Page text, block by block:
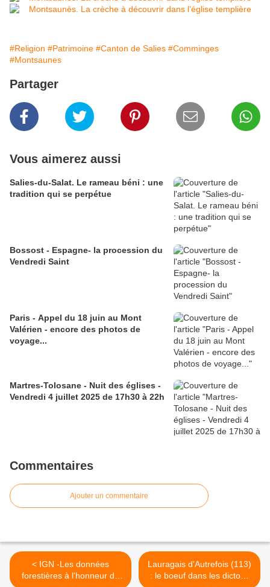
#Religion #Patrimoine #Canton de Salies #Comminges
#Montsaunes
Partager
Vous aimerez aussi
Salies-du-Salat. Le rameau béni : une
tradition qui se perpétue
Bossost - Espagne- la procession du
Vendredi Saint
Paris - Appel du 18 juin au Mont
Valérien - encore des photos de
voyage...
Martres-Tolosane - Nuit des églises -
Vendredi 4 juillet 2025 de 17h30 à 22h
Commentaires
Ajouter un commentaire
< IGN -Les données
forestières à l'honneur du
Lauragais d'Autrefois (113)
: le boeuf dans les dictons